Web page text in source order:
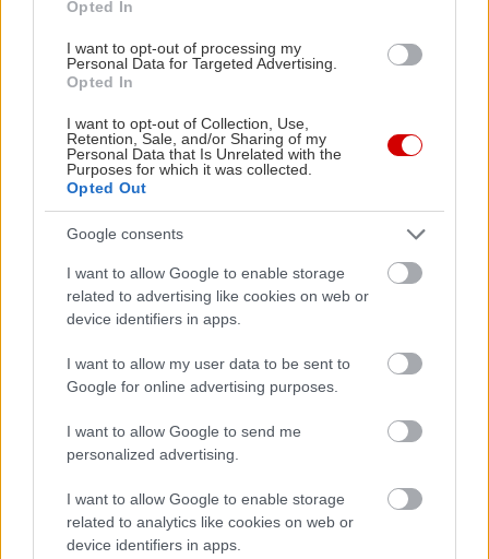
Opted In
I want to opt-out of processing my
Personal Data for Targeted Advertising.
Opted In
I want to opt-out of Collection, Use,
Retention, Sale, and/or Sharing of my
Personal Data that Is Unrelated with the
Purposes for which it was collected.
Opted Out
Google consents
I want to allow Google to enable storage
related to advertising like cookies on web or
device identifiers in apps.
I want to allow my user data to be sent to
Google for online advertising purposes.
I want to allow Google to send me
personalized advertising.
I want to allow Google to enable storage
related to analytics like cookies on web or
device identifiers in apps.
PODCASTS
«Εγώ είμαι η ανάπηρη, αυτοί είναι οι μ***ες» –
Η Maria Rolls χωρίς φίλτρο
με τον